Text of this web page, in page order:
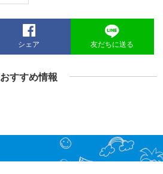
シェア 友だちに送る
おすすめ情報